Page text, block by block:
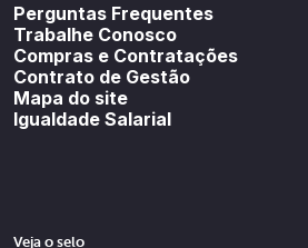
Perguntas Frequentes
Trabalhe Conosco
Compras e Contratações
Contrato de Gestão
Mapa do site
Igualdade Salarial
Veja o selo